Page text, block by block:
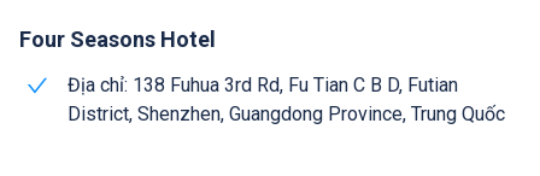
Four Seasons Hotel
Địa chỉ: 138 Fuhua 3rd Rd, Fu Tian C B D, Futian
District, Shenzhen, Guangdong Province, Trung Quốc